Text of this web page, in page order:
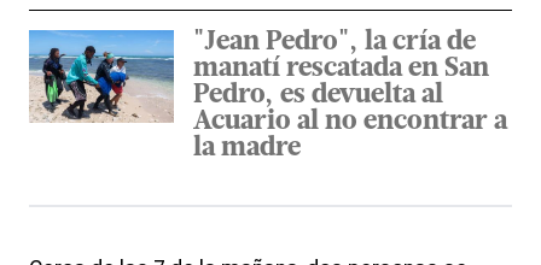
"Jean Pedro", la cría de
manatí rescatada en San
Pedro, es devuelta al
Acuario al no encontrar a
la madre